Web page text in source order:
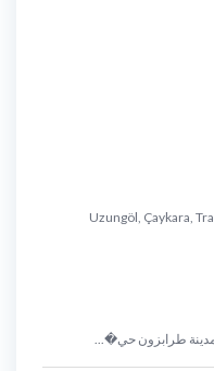
Uzungöl, Çaykara,
طرابزون حي�...